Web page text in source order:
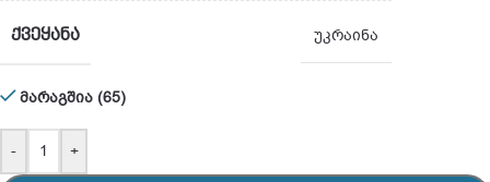
ᲥᲕᲔᲧᲐᲜᲐ უკრაინა
მარაგშია (65)
- +